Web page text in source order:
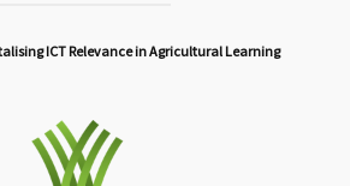
ICT Relevance in Agricultural Learning